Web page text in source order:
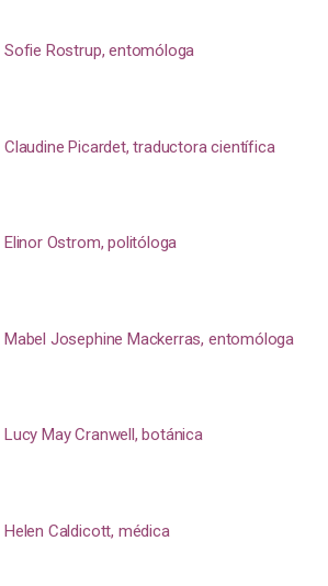
Sofie Rostrup, entomóloga
Claudine Picardet, traductora científica
Elinor Ostrom, politóloga
Mabel Josephine Mackerras, entomóloga
Lucy May Cranwell, botánica
Helen Caldicott, médica